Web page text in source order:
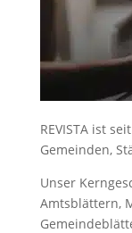
REVISTA ist
Gemeinden,
Unser
Amtsblättern,